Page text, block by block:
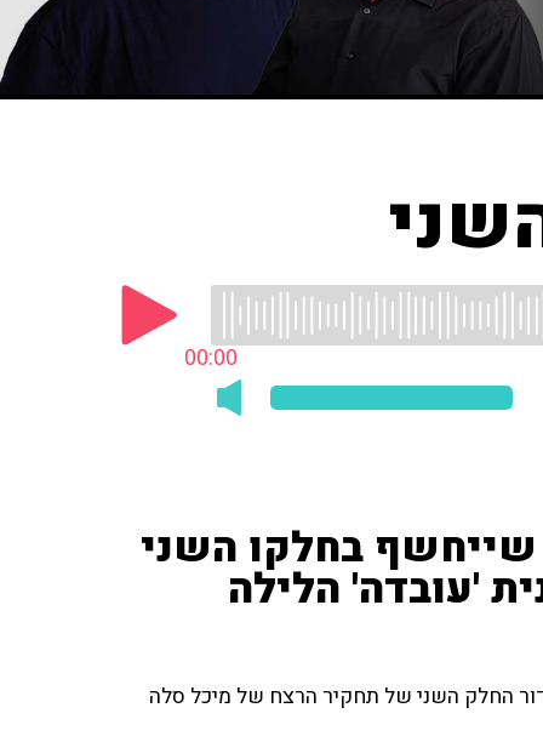
00:00
שייחשף בחלקו השני
'עובדה' הלילה
דיין לקראת שידור החלק השני של תחקיר הרצח של מיכל סלה